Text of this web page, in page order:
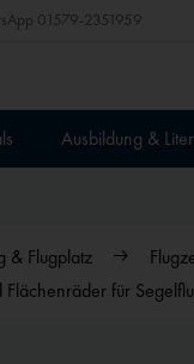
01579-2351959
Ausbildung &
& Flugplatz
Flächenräder für